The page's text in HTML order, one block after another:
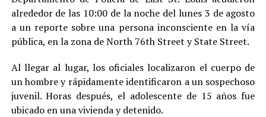
alrededor de las 10:00 de la noche del lunes 3 de agosto
a un reporte sobre una persona inconsciente en la vía
pública, en la zona de North 76th Street y State Street.
Al llegar al lugar, los oficiales localizaron el cuerpo de
un hombre y rápidamente identificaron a un sospechoso
juvenil. Horas después, el adolescente de 15 años fue
ubicado en una vivienda y detenido.